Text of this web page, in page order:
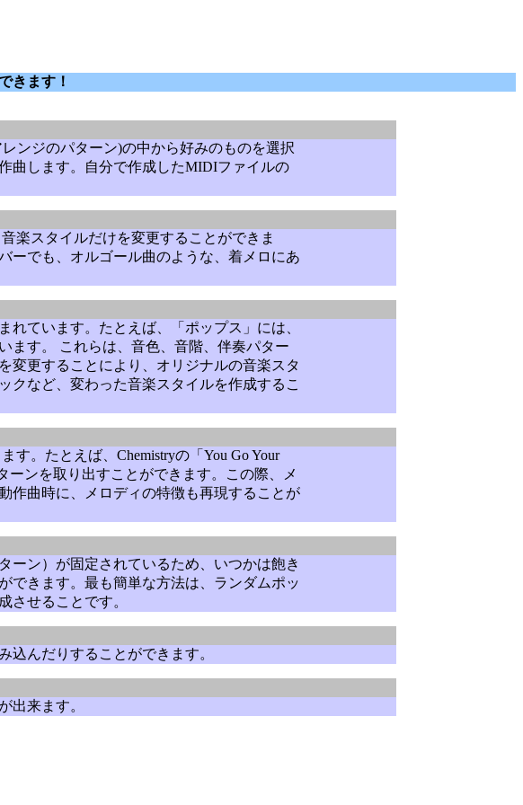
きます！
ンジのパターン)の中から好みのものを選択
曲します。自分で作成したMIDIファイルの
楽スタイルだけを変更することができま
ーでも、オルゴール曲のような、着メロにあ
ています。たとえば、「ポップス」には、
ます。 これらは、音色、音階、伴奏パター
変更することにより、オリジナルの音楽スタ
クなど、変わった音楽スタイルを作成するこ
。たとえば、Chemistryの「You Go Your
ンを取り出すことができます。この際、メ
作曲時に、メロディの特徴も再現することが
ーン）が固定されているため、いつかは飽き
できます。最も簡単な方法は、ランダムポッ
させることです。
込んだりすることができます。
出来ます。